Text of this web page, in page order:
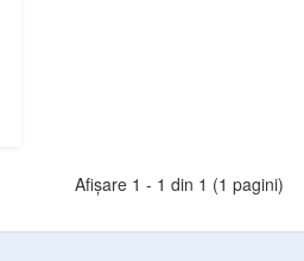
Afişare 1 - 1 din 1 (1 pagini)